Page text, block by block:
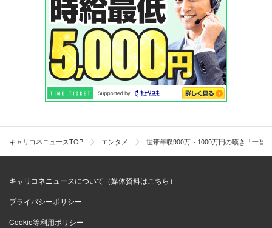
キャリコネニュースTOP エンタメ 世帯年収900万～1000万円の嘆き「一番
キャリコネニュースについて（媒体資料はこちら）
プライバシーポリシー
Cookie等利用ポリシー